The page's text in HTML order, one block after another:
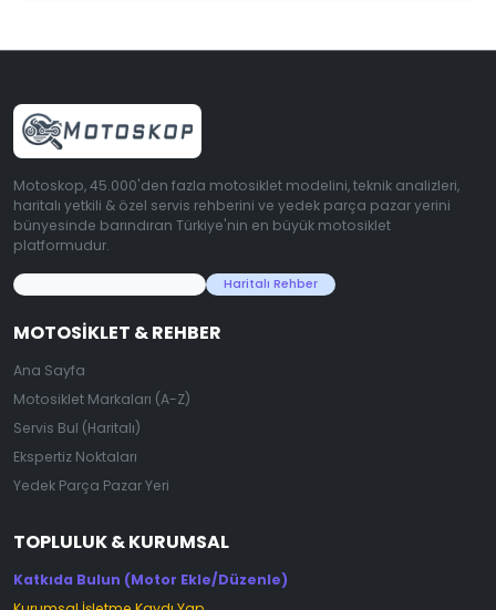
Motoskop, 45.000'den fazla motosiklet modelini, teknik analizleri,
haritalı yetkili & özel servis rehberini ve yedek parça pazar yerini
bünyesinde barındıran Türkiye'nin en büyük motosiklet
platformudur.
Haritalı Rehber
MOTOSIKLET & REHBER
Ana Sayfa
Motosiklet Markaları (A-Z)
Servis Bul (Haritalı)
Ekspertiz Noktaları
Yedek Parça Pazar Yeri
TOPLULUK & KURUMSAL
Katkıda Bulun (Motor Ekle/Düzenle)